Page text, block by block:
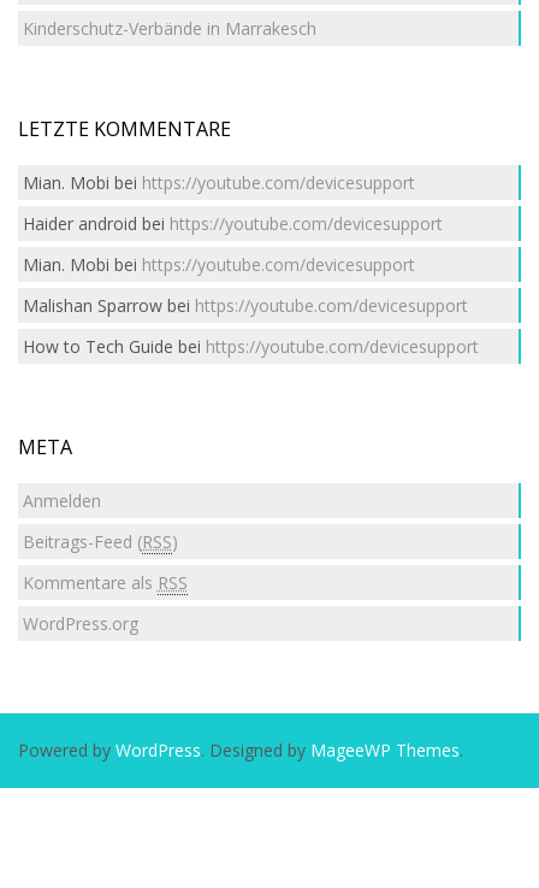
Kinderschutz-Verbände in Marrakesch
LETZTE KOMMENTARE
Mian. Mobi bei https://youtube.com/devicesupport
Haider android bei https://youtube.com/devicesupport
Mian. Mobi bei https://youtube.com/devicesupport
Malishan Sparrowbei https://youtube.com/devicesupport
How to Tech Guide bei https://youtube.com/devicesupport
META
Anmelden
Beitrags-Feed (RSS)
Kommentare als RSS
WordPress.org
Powered by WordPress. Designed by MageeWP Themes.